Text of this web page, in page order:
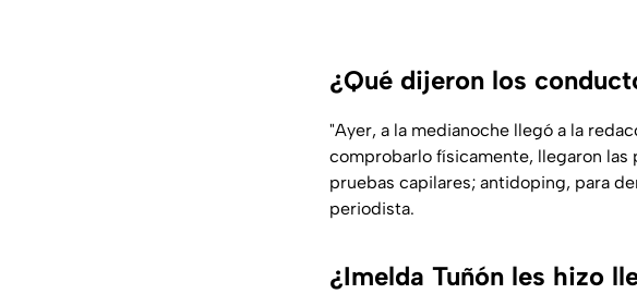
¿Qué dijeron los
"Ayer, a la medianoche llegó a la
comprobarlo físicamente, llegaron las
pruebas capilares; antidoping, para
periodista.
¿Imelda Tuñón les hizo